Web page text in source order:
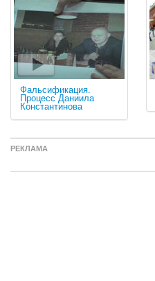
Фальсификация.
Процесс Даниила
Константинова
РЕКЛАМА